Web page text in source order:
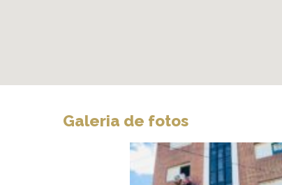
Galeria de fotos